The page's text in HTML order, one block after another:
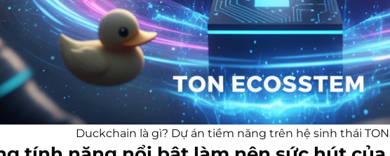
Duckchain là gì? Dự án tiềm năng trên hệ sinh thái